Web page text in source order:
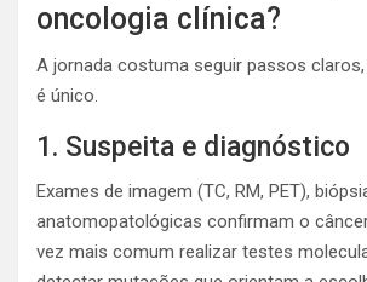
oncologia clínica?
A jornada costuma seguir passos
é único.
1. Suspeita e diagnóstico
Exames de imagem (TC, RM, PET),
anatomopatológicas confirmam o
vez mais comum realizar testes